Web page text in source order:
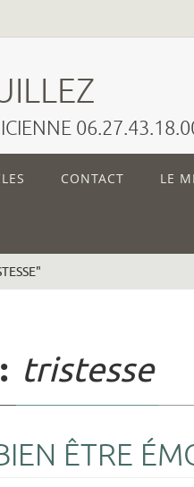
CONTACT LE
tristesse
ÊTRE